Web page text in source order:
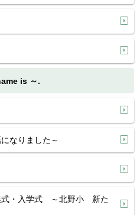
is ～.
なりました～
・入学式 ～北野小 新た